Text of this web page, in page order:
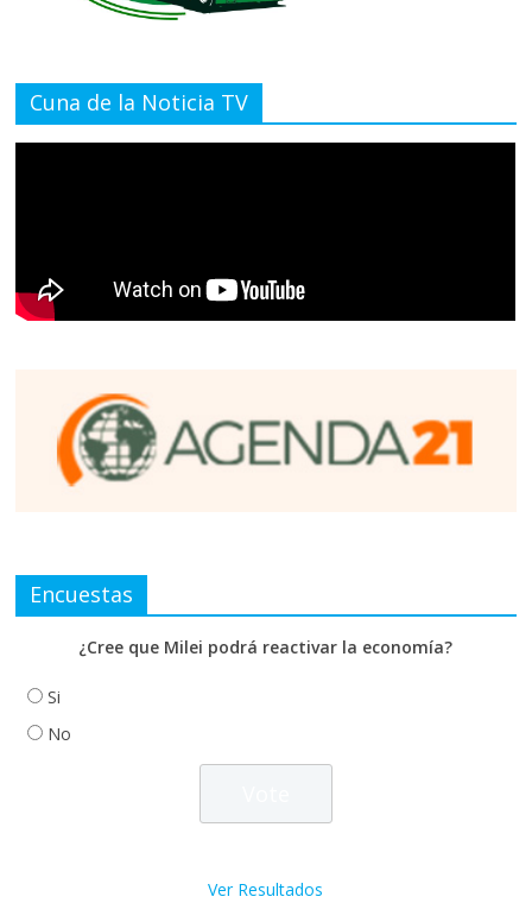
Cuna de la Noticia TV
Encuestas
¿Cree que Milei podrá reactivar la economía?
Si
No
Ver Resultados